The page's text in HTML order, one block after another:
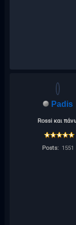
Padis
Rossi και
Posts: 1551